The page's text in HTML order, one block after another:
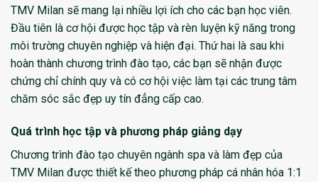
TMV Milan sẽ mang lại nhiều lợi ích cho các bạn học viên.
Đầu tiên là cơ hội được học tập và rèn luyện kỹ năng trong
môi trường chuyên nghiệp và hiện đại. Thứ hai là sau khi
hoàn thành chương trình đào tạo, các bạn sẽ nhận được
chứng chỉ chính quy và có cơ hội việc làm tại các trung tâm
chăm sóc sắc đẹp uy tín đẳng cấp cao.
Quá trình học tập và phương pháp giảng dạy
Chương trình đào tạo chuyên ngành spa và làm đẹp của
TMV Milan được thiết kế theo phương pháp cá nhân hóa 1:1